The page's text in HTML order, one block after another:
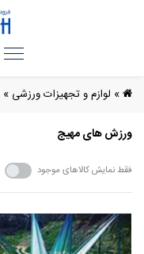
» لوازم و تجهیزات ورزشی »
ورزش های مهیج
فقط نمایش کالاهای موجود